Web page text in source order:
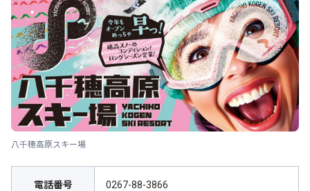
八千穂高原スキー場
電話番号 0267-88-3866